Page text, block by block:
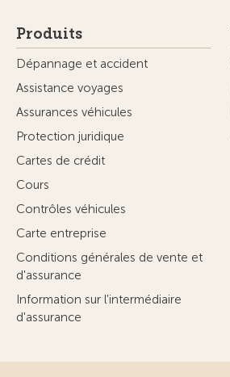
Produits
Dépannage et accident
Assistance voyages
Assurances véhicules
Protection juridique
Cartes de crédit
Cours
Contrôles véhicules
Carte entreprise
Conditions générales de vente et
d'assurance
Information sur l'intermédiaire
d'assurance